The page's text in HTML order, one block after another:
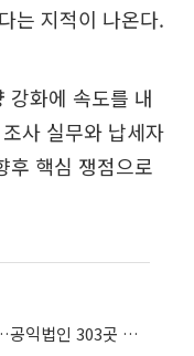
는 지적이 나온다.
강화에 속도를 내
사 실무와 납세자
후 핵심 쟁점으로
자녀 건물 올려주고 골프장 결제까지…공익법인 303곳 무더기 적발